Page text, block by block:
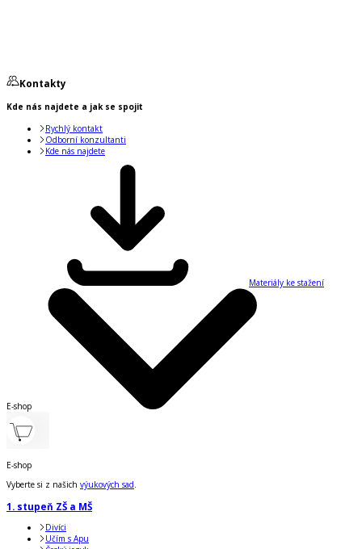
Kontakty
Kde nás najdete a jak se spojit
Rychlý kontakt
Odborní konzultanti
Kde nás najdete
Materiály ke stažení
E-shop
E-shop
Vyberte si z našich výukových sad.
1. stupeň ZŠ a MŠ
Divíci
Učím s Apu